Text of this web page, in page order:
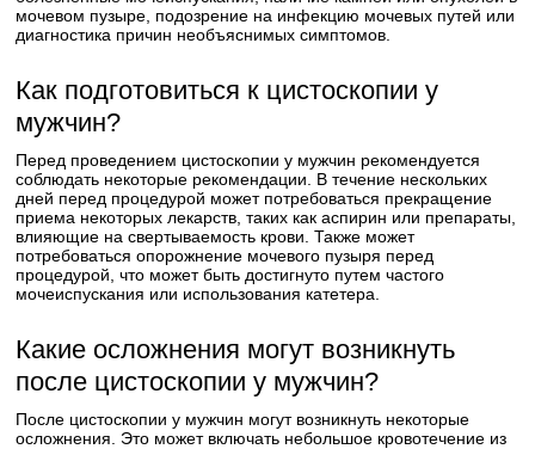
мочевом пузыре, подозрение на инфекцию мочевых путей или
диагностика причин необъяснимых симптомов.
Как подготовиться к цистоскопии у
мужчин?
Перед проведением цистоскопии у мужчин рекомендуется
соблюдать некоторые рекомендации. В течение нескольких
дней перед процедурой может потребоваться прекращение
приема некоторых лекарств, таких как аспирин или препараты,
влияющие на свертываемость крови. Также может
потребоваться опорожнение мочевого пузыря перед
процедурой, что может быть достигнуто путем частого
мочеиспускания или использования катетера.
Какие осложнения могут возникнуть
после цистоскопии у мужчин?
После цистоскопии у мужчин могут возникнуть некоторые
осложнения. Это может включать небольшое кровотечение из